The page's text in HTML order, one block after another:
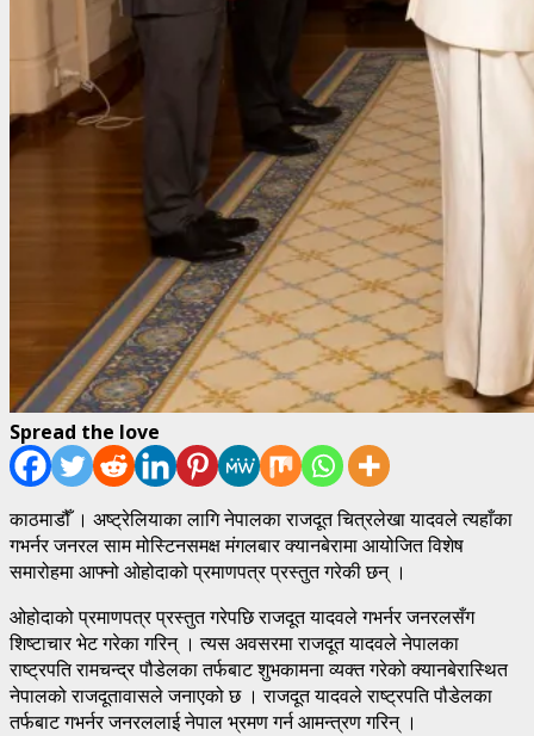
Spread the love
काठमाडौँ । अष्ट्रेलियाका लागि नेपालका राजदूत चित्रलेखा यादवले त्यहाँका
गभर्नर जनरल साम मोस्टिनसमक्ष मंगलबार क्यानबेरामा आयोजित विशेष
समारोहमा आफ्नो ओहोदाको प्रमाणपत्र प्रस्तुत गरेकी छन् ।
ओहोदाको प्रमाणपत्र प्रस्तुत गरेपछि राजदूत यादवले गभर्नर जनरलसँग
शिष्टाचार भेट गरेका गरिन् । त्यस अवसरमा राजदूत यादवले नेपालका
राष्ट्रपति रामचन्द्र पौडेलका तर्फबाट शुभकामना व्यक्त गरेको क्यानबेरास्थित
नेपालको राजदूतावासले जनाएको छ । राजदूत यादवले राष्ट्रपति पौडेलका
तर्फबाट गभर्नर जनरललाई नेपाल भ्रमण गर्न आमन्त्रण गरिन् ।